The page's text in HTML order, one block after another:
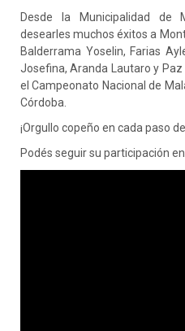
Desde la Municipalidad de
desearles muchos éxitos a
Balderrama Yoselin, Farias
Josefina, Aranda Lautaro y
el Campeonato Nacional de
Córdoba.
¡Orgullo copeño en cada paso
Podés seguir su participación